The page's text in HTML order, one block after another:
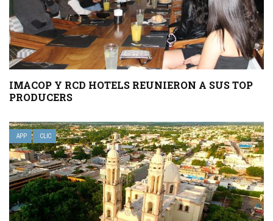
IMACOP Y RCD HOTELS REUNIERON A SUS TOP
PRODUCERS
APP CLIC